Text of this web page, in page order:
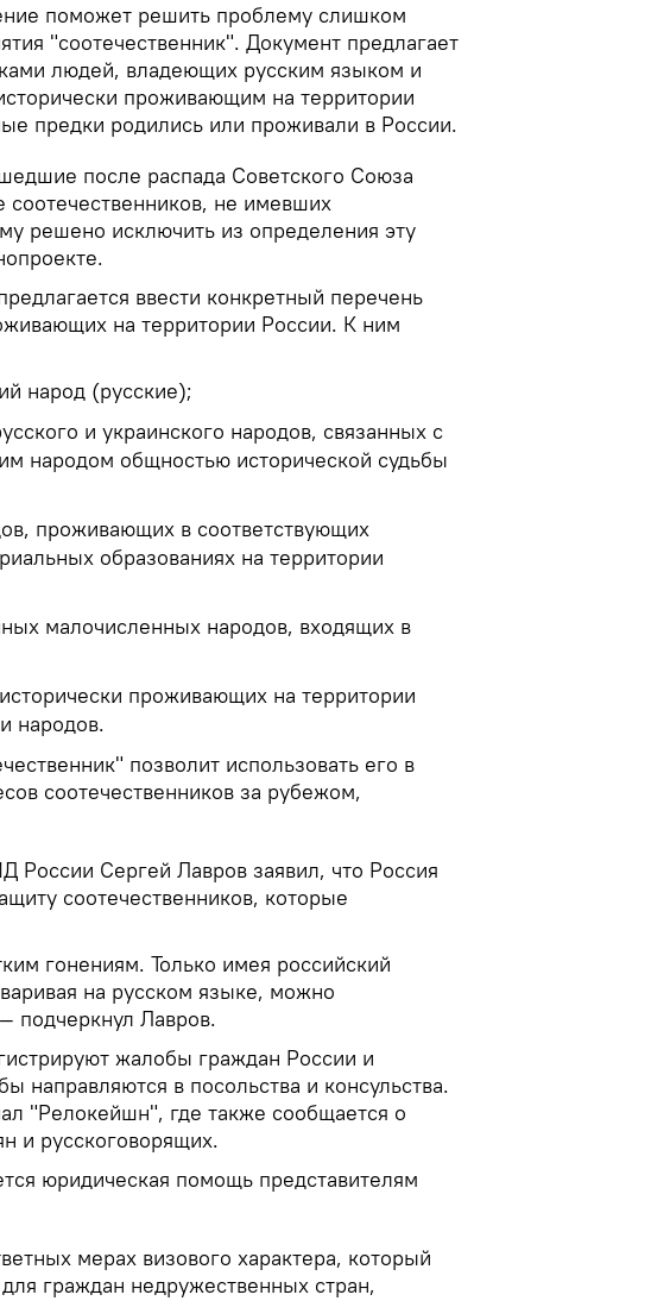
поможет решить проблему слишком
"соотечественник". Документ предлагает
людей, владеющих русским языком и
проживающим на территории
предки родились или проживали в России.
после распада Советского Союза
не имевших
решено исключить из определения эту
ввести конкретный перечень
на территории России. К ним
народ (русские);
и украинского народов, связанных с
народом общностью исторической судьбы
проживающих в соответствующих
образованиях на территории
малочисленных народов, входящих в
проживающих на территории
народов.
позволит использовать его в
соотечественников за рубежом,
России Сергей Лавров заявил, что Россия
соотечественников, которые
гонениям. Только имея российский
на русском языке, можно
подчеркнул Лавров.
жалобы граждан России и
направляются в посольства и консульства.
"Релокейшн", где также сообщается о
и русскоговорящих.
юридическая помощь представителям
мерах визового характера, который
граждан недружественных стран,